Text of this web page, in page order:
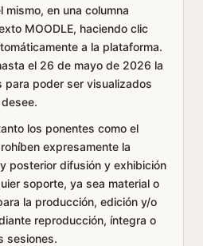
mismo, en una columna
MOODLE, haciendo clic
a la plataforma.
el 26 de mayo de 2026 la
para poder ser visualizados
los ponentes como el
expresamente la
posterior difusión y exhibición
soporte, ya sea material o
la producción, edición y/o
reproducción, íntegra o
sesiones.